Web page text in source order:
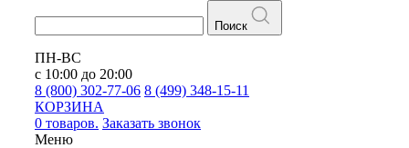
Поиск
ПН-ВС
с 10:00 до 20:00
8 (800) 302-77-06 8 (499) 348-15-11
КОРЗИНА
0 товаров. Заказать звонок
Меню